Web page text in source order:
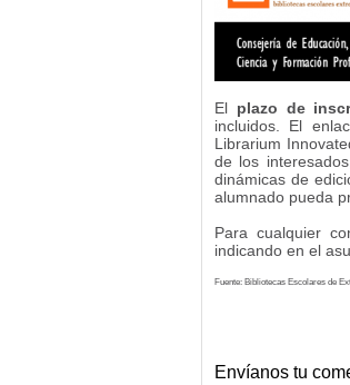
El plazo de
incluidos. El
Librarium
de los
dinámicas de
alumnado pueda
Para cualquier
indicando en el
Fuente: Bibliotecas Escolares de
Envíanos tu